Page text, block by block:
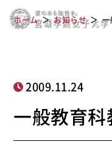
一般教育科教
ホーム お知らせ
2009.11.24
一般教育